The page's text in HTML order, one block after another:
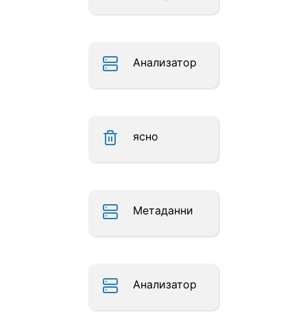
Анализатор
ясно
Метаданни
Анализатор